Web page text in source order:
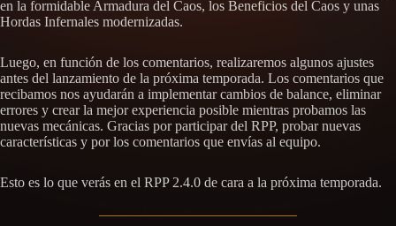
en la formidable Armadura del Caos, los Beneficios del Caos y unas
Hordas Infernales modernizadas.
Luego, en función de los comentarios, realizaremos algunos ajustes
antes del lanzamiento de la próxima temporada. Los comentarios que
recibamos nos ayudarán a implementar cambios de balance, eliminar
errores y crear la mejor experiencia posible mientras probamos las
nuevas mecánicas. Gracias por participar del RPP, probar nuevas
características y por los comentarios que envías al equipo.
Esto es lo que verás en el RPP 2.4.0 de cara a la próxima temporada.